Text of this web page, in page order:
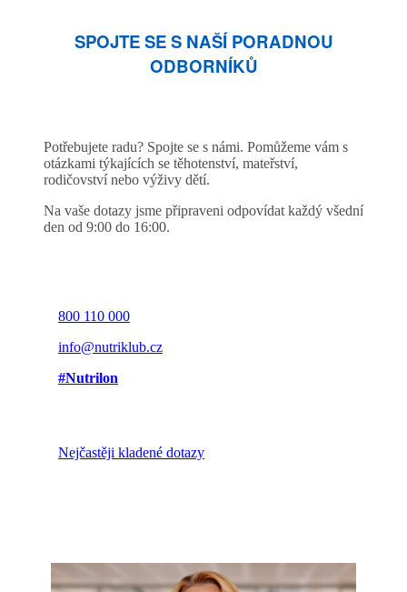
SPOJTE SE S NAŠÍ PORADNOU
ODBORNÍKŮ
Potřebujete radu? Spojte se s námi. Pomůžeme vám s
otázkami týkajících se těhotenství, mateřství,
rodičovství nebo výživy dětí.
Na vaše dotazy jsme připraveni odpovídat každý všední
den od 9:00 do 16:00.
800 110 000
info@nutriklub.cz
#Nutrilon
Nejčastěji kladené dotazy